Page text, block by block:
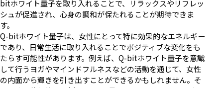
bitホワイト量子を取り入れることで、リラックスやリフレッ
シュが促進され、心身の調和が保たれることが期待できま
す。
Q-bitホワイト量子は、女性にとって特に効果的なエネルギー
であり、日常生活に取り入れることでポジティブな変化をも
たらす可能性があります。例えば、Q-bitホワイト量子を意識
して行うヨガやマインドフルネスなどの活動を通じて、女性
の内面から輝きを引き出すことができるかもしれません。そ